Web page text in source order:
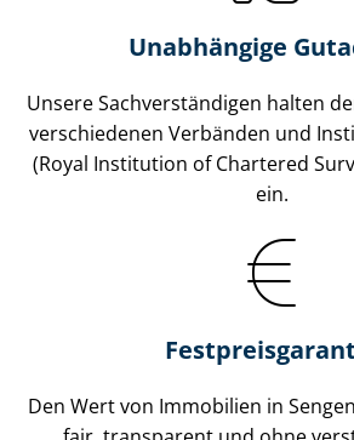
Unabhängige
Unsere Sach­ver­stän­di­gen halten
verschiedenen Verbänden und
(Royal Institution of Chartered
ein.
Den Wert von Immobilien in